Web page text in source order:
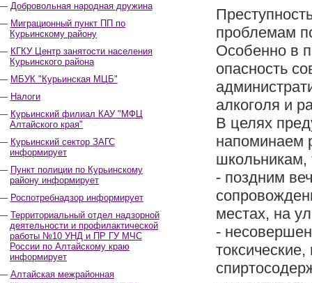
Добровольная народная дружина
Миграционный пункт ПП по
Курьинскому району
КГКУ Центр занятости населения
Курьинского района
МБУК "Курьинская МЦБ"
Налоги
Курьинский филиал КАУ "МФЦ
Алтайского края"
Курьинский сектор ЗАГС
информирует
Пункт полиции по Курьинскому
району информирует
Роспотребнадзор информирует
Территориальный отдел надзорной
деятельности и профилактической
работы №10 УНД и ПР ГУ МЧС
России по Алтайскому краю
информирует
Алтайская межрайонная
проблемам
Особенно в
опасность
алкоголя и
В целях
напоминаем
школьникам,
- поздним
местах, на
-